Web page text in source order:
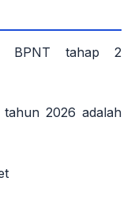
BPNT tahap 2
2026 adalah